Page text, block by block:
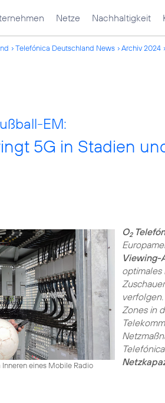
Netze Nachhaltigkeit
Telefónica Deutschland News Archiv 2024
EM:
5G in Stadien
eines Mobile Radio
O2
Viewing-
optimales
Zones in
Telefónica